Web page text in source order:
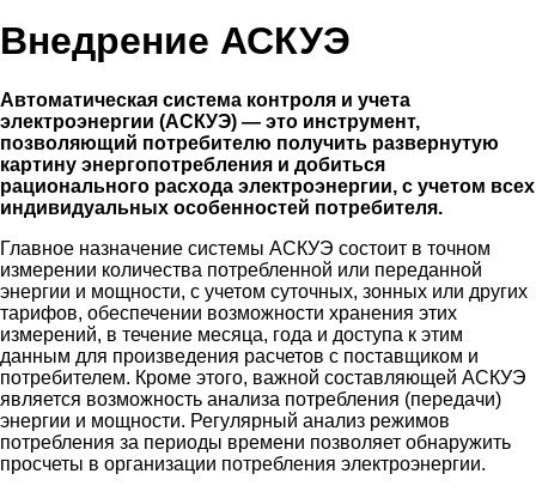
Внедрение АСКУЭ
Автоматическая система контроля и учета
электроэнергии (АСКУЭ) — это инструмент,
позволяющий потребителю получить развернутую
картину энергопотребления и добиться
рационального расхода электроэнергии, с учетом всех
индивидуальных особенностей потребителя.
Главное назначение системы АСКУЭ состоит в точном
измерении количества потребленной или переданной
энергии и мощности, с учетом суточных, зонных или других
тарифов, обеспечении возможности хранения этих
измерений, в течение месяца, года и доступа к этим
данным для произведения расчетов с поставщиком и
потребителем. Кроме этого, важной составляющей АСКУЭ
является возможность анализа потребления (передачи)
энергии и мощности. Регулярный анализ режимов
потребления за периоды времени позволяет обнаружить
просчеты в организации потребления электроэнергии.